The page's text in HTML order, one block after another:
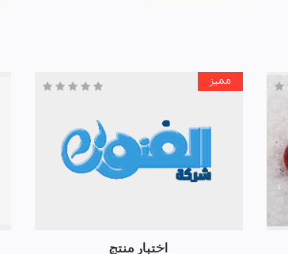
مميز
اختبار منتج